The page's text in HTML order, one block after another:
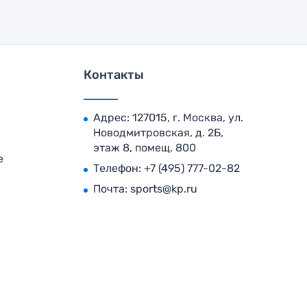
Контакты
Адрес: 127015, г. Москва, ул.
Новодмитровская, д. 2Б,
этаж 8, помещ. 800
Телефон: +7 (495) 777-02-82
Почта: sports@kp.ru